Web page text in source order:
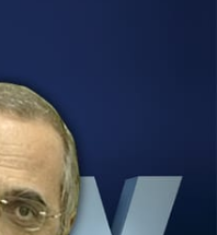
البرامج